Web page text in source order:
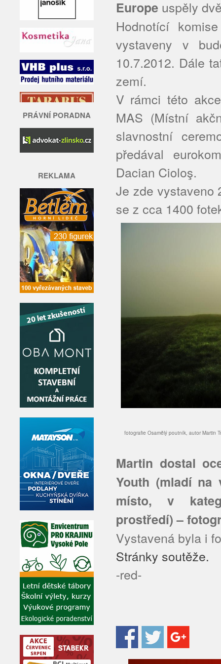
PRÁVNÍ PORADNA
REKLAMA
Europe uspěly
Hodnotící
vystaveny v
10.7.2012. Dále
zemí.
V rámci této
MAS (Místní
slavnostní
předával
Dacian Cioloş.
Je zde vystaveno
se z cca 1400
fotografie Osamělý poutník, autor Martin
Martin dostal
Youth (mladí na
místo, v
prostředí) –
Vystavená byla i
Stránky soutěže.
-red-